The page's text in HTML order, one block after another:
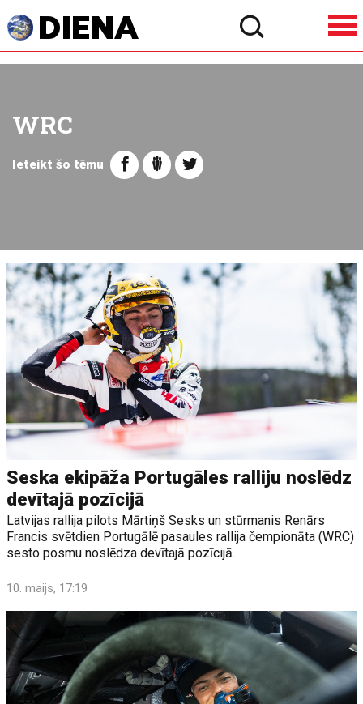
WRC
Ieteikt šo tēmu
Seska ekipāža Portugāles ralliju noslēdz
devītajā pozīcijā
Latvijas rallija pilots Mārtiņš Sesks un stūrmanis Renārs
Francis svētdien Portugālē pasaules rallija čempionāta (WRC)
sesto posmu noslēdza devītajā pozīcijā.
10. maijs, 17:19